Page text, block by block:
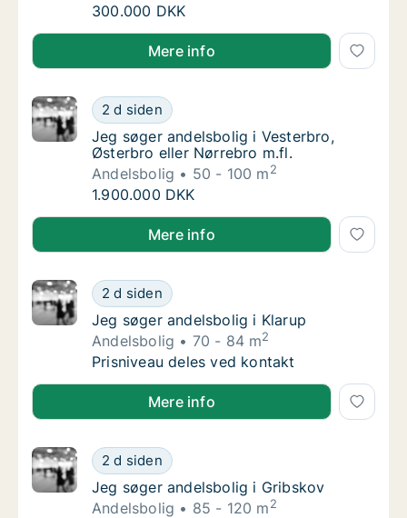
Jeg søger andelsbolig i Hellerup
300.000 DKK
Jeg søger andelsbolig i Hellerup
Mere info
Jeg søger andelsbolig i Vesterbro, Østerbro
2 d siden
Jeg søger andelsbolig i Vesterbro, Østerbro
Jeg søger andelsbolig i Vesterbro,
Østerbro eller Nørrebro m.fl.
Andelsbolig
50 - 100 m2
Jeg søger andelsbolig i Vesterbro,
1.900.000 DKK
Jeg søger andelsbolig i Vesterbro, Østerbro eller
Mere info
Jeg søger andelsbolig i Klarup
2 d siden
Jeg søger andelsbolig i Klarup
Jeg søger andelsbolig i Klarup
Andelsbolig
70 - 84 m2
Jeg søger andelsbolig i Klarup
Prisniveau deles ved kontakt
Jeg søger andelsbolig i Klarup
Mere info
Jeg søger andelsbolig i Gribskov
2 d siden
Jeg søger andelsbolig i Gribskov
Jeg søger andelsbolig i Gribskov
Andelsbolig
85 - 120 m2